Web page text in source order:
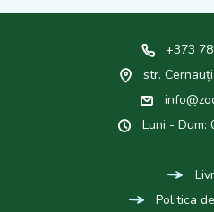
+373
str.
Luni - Dum:
Politica